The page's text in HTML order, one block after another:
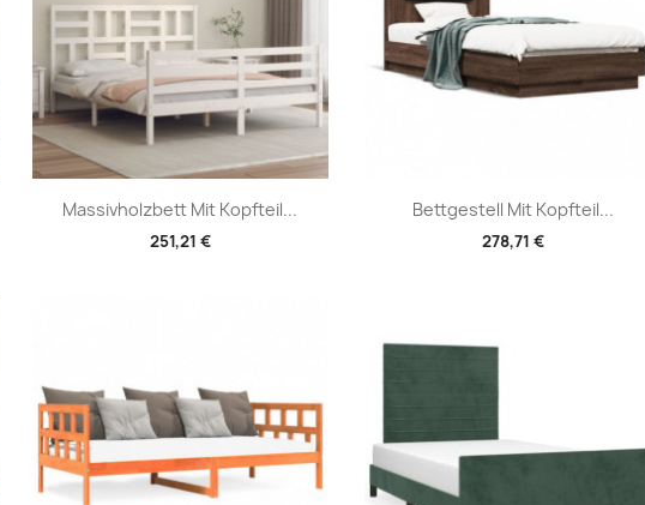
Massivholzbett Mit Kopfteil...
251,21 €
Vorschau Bettgestell Mit Kopfteil...
278,71 €
Vorschau